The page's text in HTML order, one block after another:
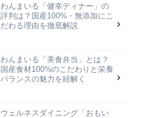
わんまいる「健幸ディナー」の
評判は？国産100%・無添加にこ
だわる理由を徹底解説
わんまいる「美食弁当」とは？
国産食材100%のこだわりと栄養
バランスの魅力を紐解く
ウェルネスダイニング「おもい